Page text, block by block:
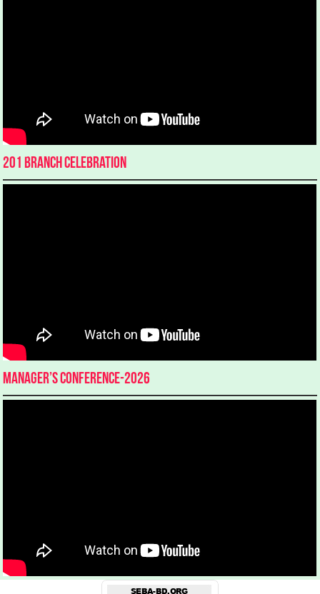
201 Branch Celebration
Manager’s Conference-2026